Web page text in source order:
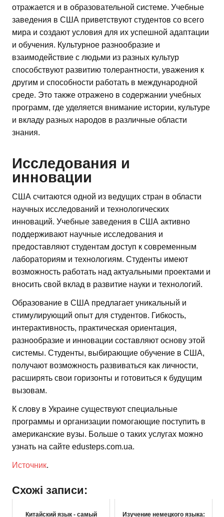
отражается и в образовательной системе. Учебные
заведения в США приветствуют студентов со всего
мира и создают условия для их успешной адаптации
и обучения. Культурное разнообразие и
взаимодействие с людьми из разных культур
способствуют развитию толерантности, уважения к
другим и способности работать в международной
среде. Это также отражено в содержании учебных
программ, где уделяется внимание истории, культуре
и вкладу разных народов в различные области
знания.
Исследования и
инновации
США считаются одной из ведущих стран в области
научных исследований и технологических
инноваций. Учебные заведения в США активно
поддерживают научные исследования и
предоставляют студентам доступ к современным
лабораториям и технологиям. Студенты имеют
возможность работать над актуальными проектами и
вносить свой вклад в развитие науки и технологий.
Образование в США предлагает уникальный и
стимулирующий опыт для студентов. Гибкость,
интерактивность, практическая ориентация,
разнообразие и инновации составляют основу этой
системы. Студенты, выбирающие обучение в США,
получают возможность развиваться как личности,
расширять свои горизонты и готовиться к будущим
вызовам.
К слову в Украине существуют специальные
программы и организации помогающие поступить в
американские вузы. Больше о таких услугах можно
узнать на сайте edusteps.com.ua.
Источник.
Схожі записи:
Китайский язык - самый Изучение немецкого языка: